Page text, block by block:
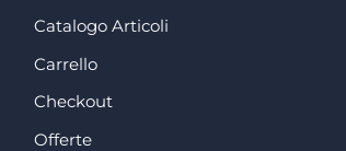
Catalogo Articoli
Carrello
Checkout
Offerte